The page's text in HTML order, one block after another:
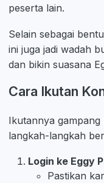
peserta lain.
Selain sebagai
ini juga jadi wadah
dan bikin suasana
Cara Ikutan
Ikutannya
langkah-langkah
Login ke Eggy
Pastikan